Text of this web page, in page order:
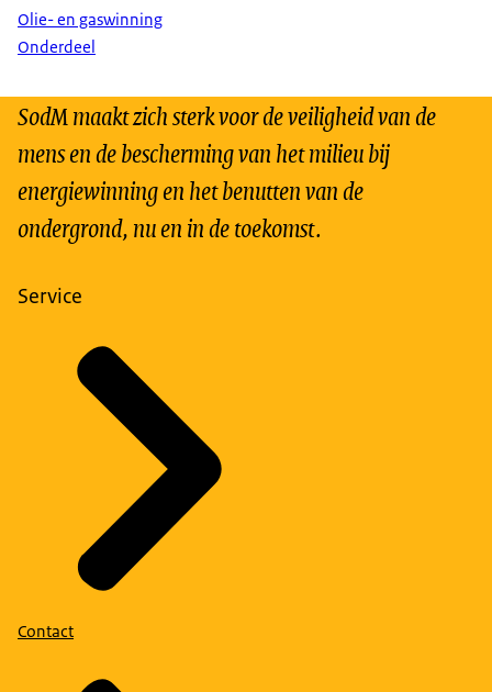
Olie- en gaswinning
Onderdeel
SodM maakt zich sterk voor de veiligheid van de
mens en de bescherming van het milieu bij
energiewinning en het benutten van de
ondergrond, nu en in de toekomst.
Service
Contact